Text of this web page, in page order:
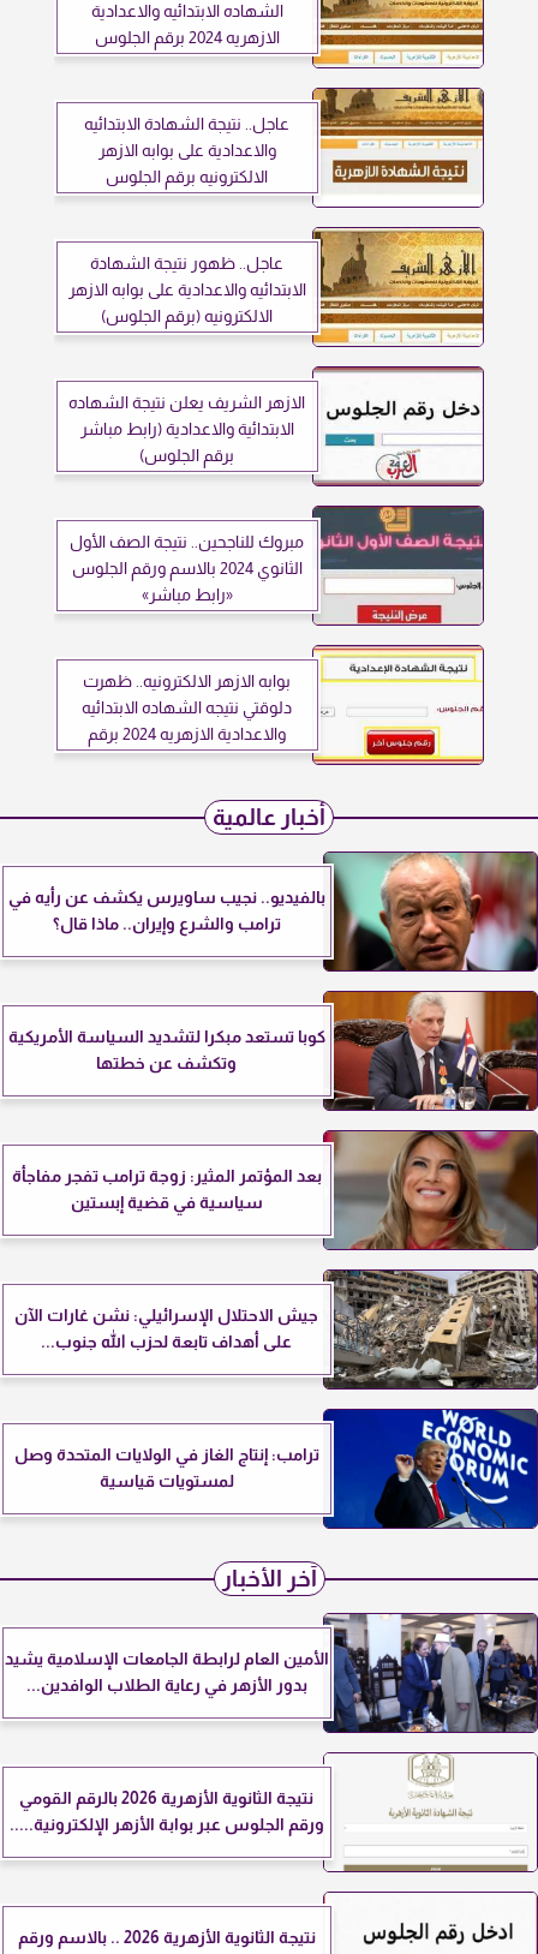
الشهاده الابتدائيه والاعدادية
الازهريه 2024 برقم الجلوس
عاجل.. نتيجة الشهادة الابتدائيه
والاعدادية على بوابه الازهر
الالكترونيه برقم الجلوس
عاجل.. ظهور نتيجة الشهادة
الابتدائيه والاعدادية على بوابه الازهر
الالكترونيه (برقم الجلوس)
الازهر الشريف يعلن نتيجة الشهاده
الابتدائية والاعدادية (رابط مباشر
برقم الجلوس)
مبروك للناجحين.. نتيجة الصف الأول
الثانوي 2024 بالاسم ورقم الجلوس
«رابط مباشر»
بوابه الازهر الالكترونيه.. ظهرت
دلوقتي نتيجه الشهاده الابتدائيه
والاعدادية الازهريه 2024 برقم
أخبار عالمية
بالفيديو.. نجيب ساويرس يكشف عن رأيه في
ترامب والشرع وإيران.. ماذا قال؟
كوبا تستعد مبكرا لتشديد السياسة الأمريكية
وتكشف عن خطتها
بعد المؤتمر المثير: زوجة ترامب تفجر مفاجأة
سياسية في قضية إبستين
جيش الاحتلال الإسرائيلي: نشن غارات الآن
على أهداف تابعة لحزب الله جنوب...
ترامب: إنتاج الغاز في الولايات المتحدة وصل
لمستويات قياسية
آخر الأخبار
الأمين العام لرابطة الجامعات الإسلامية يشيد
بدور الأزهر في رعاية الطلاب الوافدين...
نتيجة الثانوية الأزهرية 2026 بالرقم القومي
ورقم الجلوس عبر بوابة الأزهر الإلكترونية.....
نتيجة الثانوية الأزهرية 2026 .. بالاسم ورقم